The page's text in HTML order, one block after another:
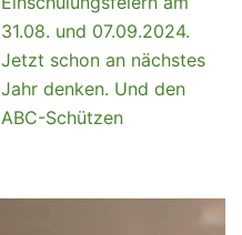
31.08. und 07.09.2024.
Jetzt schon an nächstes
Jahr denken. Und den
ABC-Schützen